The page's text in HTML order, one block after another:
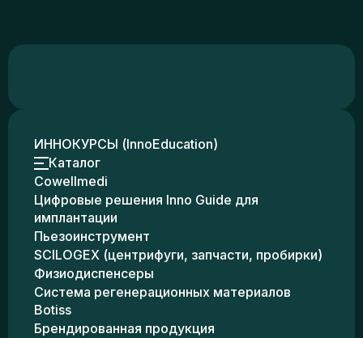
ИННОКУРСЫ (InnoEducation)
Каталог
Cowellmedi
Цифровые решения Inno Guide для
имплантации
Пьезоинструмент
SCILOGEX (центрифуги, запчасти, пробирки)
Физиодиспенсеры
Система регенерационных материалов
Botiss
Брендированная продукция